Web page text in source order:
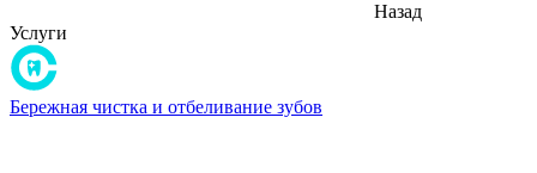
Назад
Услуги
Бережная чистка и отбеливание зубов